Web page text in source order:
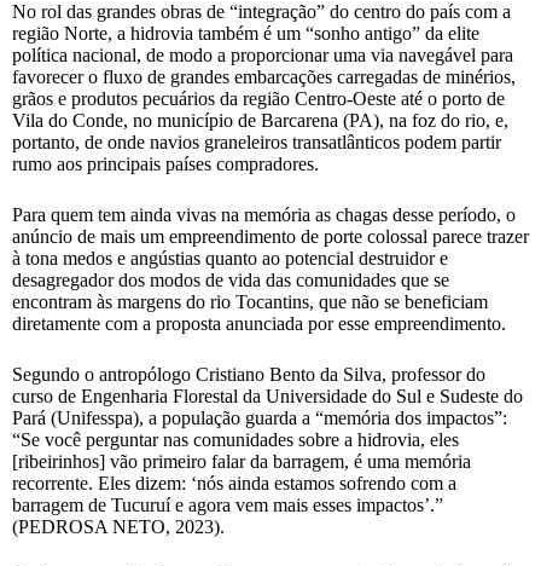
No rol das grandes obras de “integração” do centro do país com a
região Norte, a hidrovia também é um “sonho antigo” da elite
política nacional, de modo a proporcionar uma via navegável para
favorecer o fluxo de grandes embarcações carregadas de minérios,
grãos e produtos pecuários da região Centro-Oeste até o porto de
Vila do Conde, no município de Barcarena (PA), na foz do rio, e,
portanto, de onde navios graneleiros transatlânticos podem partir
rumo aos principais países compradores.
Para quem tem ainda vivas na memória as chagas desse período, o
anúncio de mais um empreendimento de porte colossal parece trazer
à tona medos e angústias quanto ao potencial destruidor e
desagregador dos modos de vida das comunidades que se
encontram às margens do rio Tocantins, que não se beneficiam
diretamente com a proposta anunciada por esse empreendimento.
Segundo o antropólogo Cristiano Bento da Silva, professor do
curso de Engenharia Florestal da Universidade do Sul e Sudeste do
Pará (Unifesspa), a população guarda a “memória dos impactos”:
“Se você perguntar nas comunidades sobre a hidrovia, eles
[ribeirinhos] vão primeiro falar da barragem, é uma memória
recorrente. Eles dizem: ‘nós ainda estamos sofrendo com a
barragem de Tucuruí e agora vem mais esses impactos’.”
(PEDROSA NETO, 2023).